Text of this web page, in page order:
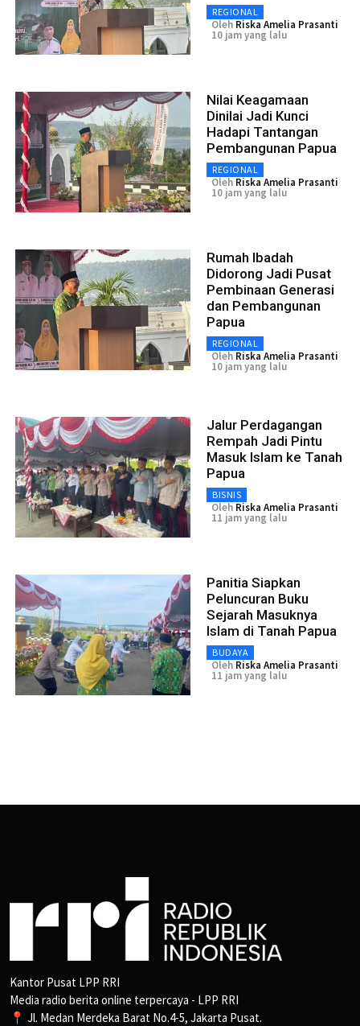
REGIONAL
Oleh Riska Amelia Prasanti
10 jam yang lalu
Nilai Keagamaan
Dinilai Jadi Kunci
Hadapi Tantangan
Pembangunan Papua
REGIONAL
Oleh Riska Amelia Prasanti
10 jam yang lalu
Rumah Ibadah
Didorong Jadi Pusat
Pembinaan Generasi
dan Pembangunan
Papua
REGIONAL
Oleh Riska Amelia Prasanti
10 jam yang lalu
Jalur Perdagangan
Rempah Jadi Pintu
Masuk Islam ke Tanah
Papua
BISNIS
Oleh Riska Amelia Prasanti
11 jam yang lalu
Panitia Siapkan
Peluncuran Buku
Sejarah Masuknya
Islam di Tanah Papua
BUDAYA
Oleh Riska Amelia Prasanti
11 jam yang lalu
Kantor Pusat LPP RRI
Media radio berita online terpercaya - LPP RRI
📍 Jl. Medan Merdeka Barat No.4-5, Jakarta Pusat.